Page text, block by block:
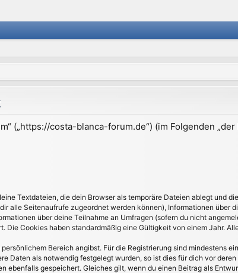
(„https://costa-blanca-forum.de“) (im Folgenden
Textdateien, die dein Browser als temporäre Dateien ablegt und
alle Seitenaufrufe zugeordnet werden können), Informationen über
über deine Teilnahme an Umfragen (sofern du nicht
Cookies haben standardmäßig eine Gültigkeit von einem Jahr.
Bereich angibst. Für die Registrierung sind mindestens
Daten als notwendig festgelegt wurden, so ist dies für dich vor
ebenfalls gespeichert. Gleiches gilt, wenn du einen Beitrag als